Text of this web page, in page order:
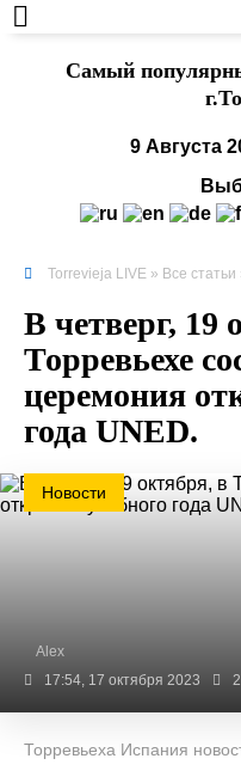
Cамый
9 Августа
Torrevieja LIVE » Все статьи
В четверг, 19
Торревьехе
церемония
года UNED.
Новости
Alex
17:54, 17 октября 2023
Торревьеха Испания